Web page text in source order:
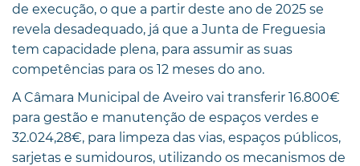
de execução, o que a partir deste ano de 2025 se
revela desadequado, já que a Junta de Freguesia
tem capacidade plena, para assumir as suas
competências para os 12 meses do ano.
A Câmara Municipal de Aveiro vai transferir 16.800€
para gestão e manutenção de espaços verdes e
32.024,28€, para limpeza das vias, espaços públicos,
sarjetas e sumidouros, utilizando os mecanismos de